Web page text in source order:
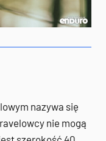
nazywa się
nie mogą